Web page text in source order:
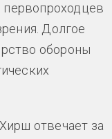
первопроходцев
Долгое
обороны
отвечает за